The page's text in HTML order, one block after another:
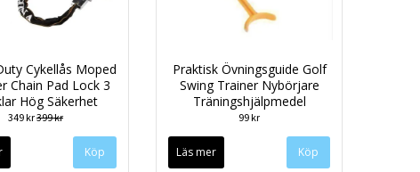
Cykellås Moped
Chain Pad Lock 3
Hög Säkerhet
349 kr399 kr
Praktisk Övningsguide Golf
Swing Trainer Nybörjare
Träningshjälpmedel
99 kr
Läs mer